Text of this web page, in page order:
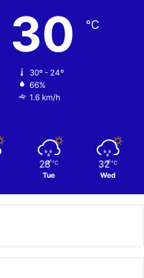
30 ℃
30º - 24º
66%
1.6 km/h
28 ℃
Tue
32 ℃
Wed